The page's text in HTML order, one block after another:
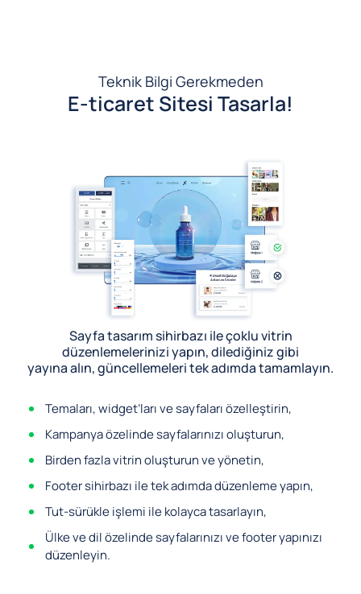
Teknik Bilgi Gerekmeden
E-ticaret Sitesi Tasarla!
Sayfa tasarım sihirbazı ile çoklu vitrin
düzenlemelerinizi yapın, dilediğiniz gibi
yayına alın, güncellemeleri tek adımda tamamlayın.
Temaları, widget’ları ve sayfaları özelleştirin,
Kampanya özelinde sayfalarınızı oluşturun,
Birden fazla vitrin oluşturun ve yönetin,
Footer sihirbazı ile tek adımda düzenleme yapın,
Tut-sürükle işlemi ile kolayca tasarlayın,
Ülke ve dil özelinde sayfalarınızı ve footer yapınızı
düzenleyin.